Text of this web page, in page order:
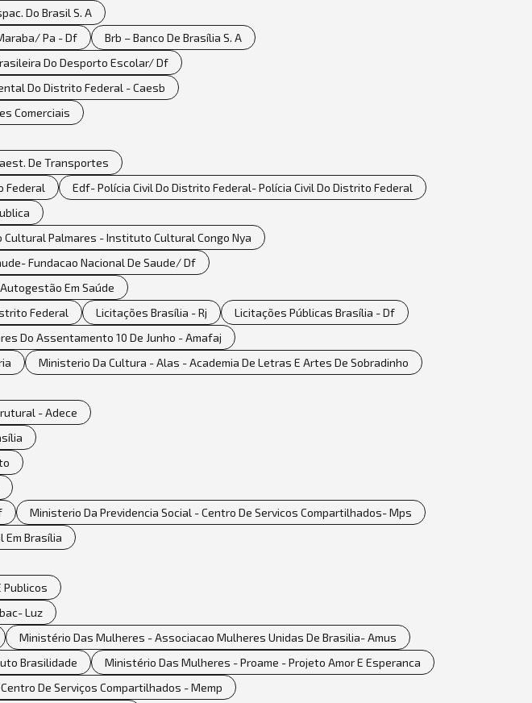
Do Brasil S. A
Pa - Df
Brb – Banco De Brasília S. A
Do Desporto Escolar/ Df
Do Distrito Federal - Caesb
Comerciais
De Transportes
Federal
Edf- Polícia Civil Do Distrito Federal- Polícia Civil Do Distrito Federal
Cultural Palmares - Instituto Cultural Congo Nya
Fundacao Nacional De Saude/ Df
Em Saúde
Federal
Licitações Brasília - Rj
Licitações Públicas Brasília - Df
Do Assentamento 10 De Junho - Amafaj
Ministerio Da Cultura - Alas - Academia De Letras E Artes De Sobradinho
- Adece
Ministerio Da Previdencia Social - Centro De Servicos Compartilhados- Mps
Em Brasília
Publicos
Luz
Ministério Das Mulheres - Associacao Mulheres Unidas De Brasilia- Amus
Brasilidade
Ministério Das Mulheres - Proame - Projeto Amor E Esperanca
De Serviços Compartilhados - Memp